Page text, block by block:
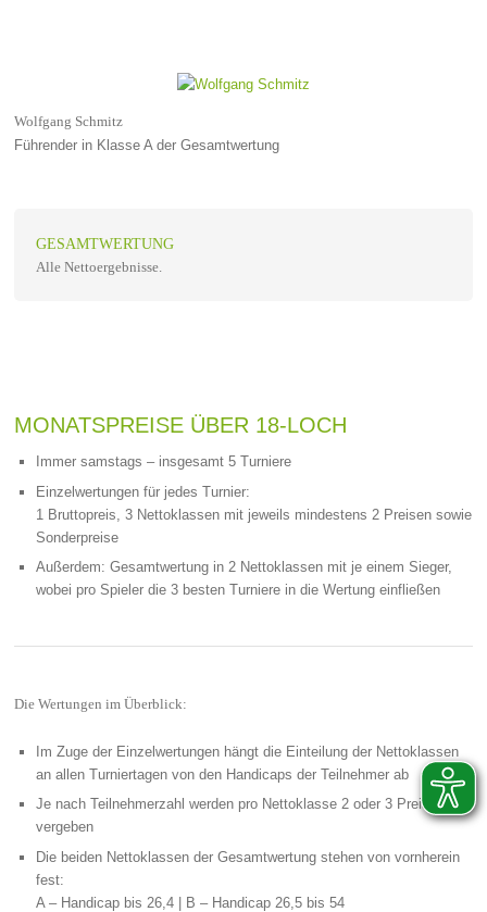
Wolfgang Schmitz
Führender in Klasse A der Gesamtwertung
GESAMTWERTUNG
Alle Nettoergebnisse.
MONATSPREISE ÜBER 18-LOCH
Immer samstags – insgesamt 5 Turniere
Einzelwertungen für jedes Turnier:
1 Bruttopreis, 3 Nettoklassen mit jeweils mindestens 2 Preisen sowie
Sonderpreise
Außerdem: Gesamtwertung in 2 Nettoklassen mit je einem Sieger,
wobei pro Spieler die 3 besten Turniere in die Wertung einfließen
Die Wertungen im Überblick:
Im Zuge der Einzelwertungen hängt die Einteilung der Nettoklassen
an allen Turniertagen von den Handicaps der Teilnehmer ab
Je nach Teilnehmerzahl werden pro Nettoklasse 2 oder 3 Preise
vergeben
Die beiden Nettoklassen der Gesamtwertung stehen von vornherein
fest:
A – Handicap bis 26,4 | B – Handicap 26,5 bis 54